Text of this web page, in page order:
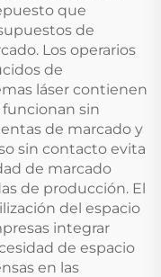
que
de
Los operarios
de
láser contienen
sin
de marcado y
sin contacto evita
de marcado
de producción. El
del espacio
integrar
de espacio
en las